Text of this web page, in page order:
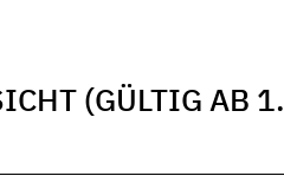
(GÜLTIG AB 1.